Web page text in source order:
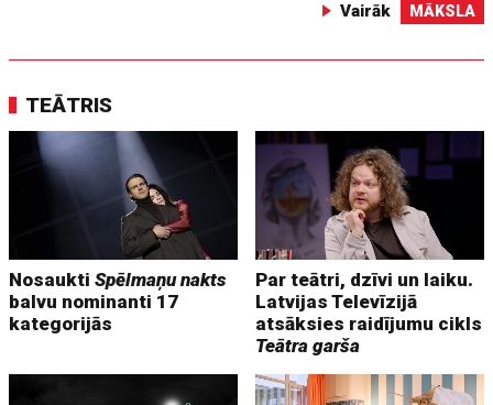
Vairāk MĀKSLA
TEĀTRIS
NosauktiSpēlmaņu nakts
balvu nominanti 17
kategorijās
Par teātri, dzīvi un laiku.
Latvijas Televīzijā
atsāksies raidījumu cikls
Teātra garša